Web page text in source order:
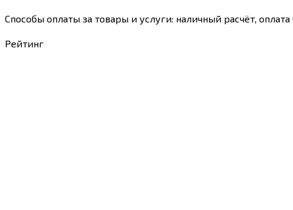
Способы оплаты за товары и услуги: наличный расчёт,
Рейтинг